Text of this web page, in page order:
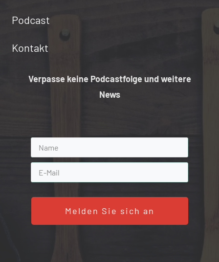
Podcast
Kontakt
Verpasse keine Podcastfolge und weitere
News
Melden Sie sich an